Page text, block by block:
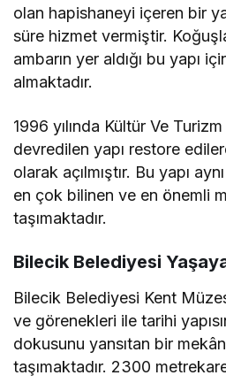
olan hapishaneyi içeren bir
süre hizmet vermiştir.
ambarın yer aldığı bu yapı
almaktadır.
1996 yılında Kültür Ve Turizm
devredilen yapı restore
olarak açılmıştır. Bu yapı
en çok bilinen ve en önemli
taşımaktadır.
Bilecik Belediyesi
Bilecik Belediyesi Kent
ve görenekleri ile tarihi
dokusunu yansıtan bir
taşımaktadır. 2300